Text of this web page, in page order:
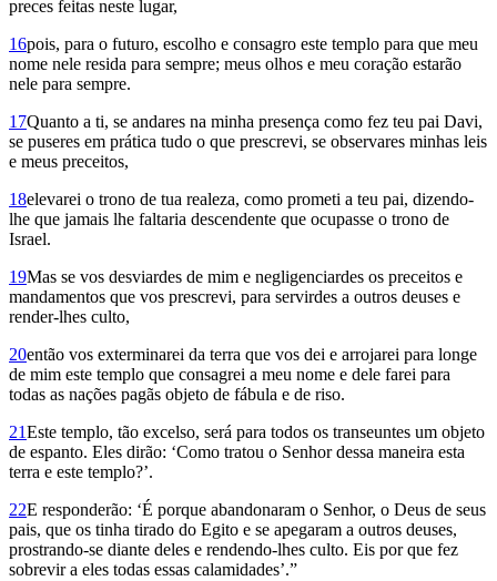
preces feitas neste lugar,
16pois, para o futuro, escolho e consagro este templo para que meu
nome nele resida para sempre; meus olhos e meu coração estarão
nele para sempre.
17Quanto a ti, se andares na minha presença como fez teu pai Davi,
se puseres em prática tudo o que prescrevi, se observares minhas leis
e meus preceitos,
18elevarei o trono de tua realeza, como prometi a teu pai, dizendo-
lhe que jamais lhe faltaria descendente que ocupasse o trono de
Israel.
19Mas se vos desviardes de mim e negligenciardes os preceitos e
mandamentos que vos prescrevi, para servirdes a outros deuses e
render-lhes culto,
20então vos exterminarei da terra que vos dei e arrojarei para longe
de mim este templo que consagrei a meu nome e dele farei para
todas as nações pagãs objeto de fábula e de riso.
21Este templo, tão excelso, será para todos os transeuntes um objeto
de espanto. Eles dirão: ‘Como tratou o Senhor dessa maneira esta
terra e este templo?’.
22E responderão: ‘É porque abandonaram o Senhor, o Deus de seus
pais, que os tinha tirado do Egito e se apegaram a outros deuses,
prostrando-se diante deles e rendendo-lhes culto. Eis por que fez
sobrevir a eles todas essas calamidades’.”